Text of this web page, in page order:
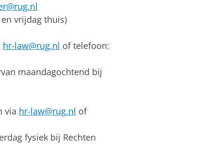
vrijdag thuis)
hr-law@rug.nl of telefoon:
maandagochtend bij
via hr-law@rug.nl of
fysiek bij Rechten